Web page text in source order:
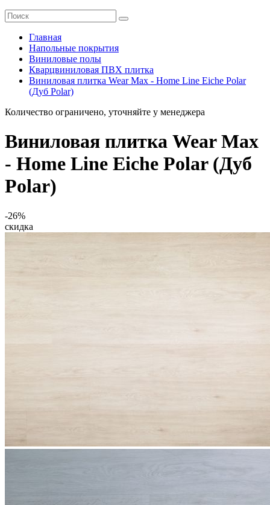
Главная
Напольные покрытия
Виниловые полы
Кварцвиниловая ПВХ плитка
Виниловая плитка Wear Max - Home Line Eiche Polar
(Дуб Polar)
Количество ограничено, уточняйте у менеджера
Виниловая плитка Wear Max
- Home Line Eiche Polar (Дуб
Polar)
-26%
скидка